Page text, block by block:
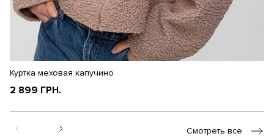
Куртка меховая капучино
2 899 ГРН.
Смотреть все